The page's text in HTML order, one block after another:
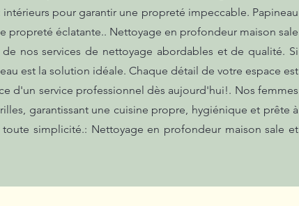
pour garantir une propreté impeccable. Papineau
propreté éclatante.. Nettoyage en profondeur maison sale
nos services de nettoyage abordables et de qualité. Si
est la solution idéale. Chaque détail de votre espace est
d'un service professionnel dès aujourd'hui!. Nos femmes
garantissant une cuisine propre, hygiénique et prête à
simplicité.: Nettoyage en profondeur maison sale et